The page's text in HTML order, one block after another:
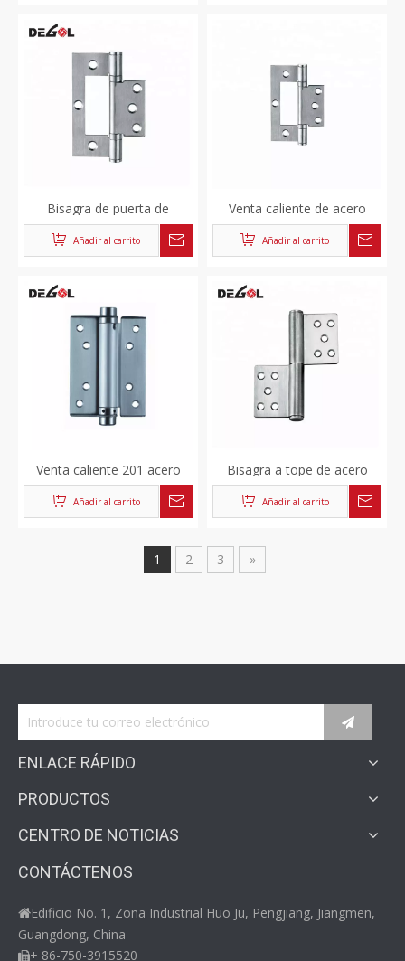
Bisagra de puerta de
gabinete de espejo de
cocina con cierre
Añadir al carrito
Venta caliente de acero
inoxidable tipo de bisagra
pesada puerta batiente para
Añadir al carrito
Venta caliente 201 acero
inoxidable España vidrio
puerta y ventana fábrica
Añadir al carrito
Bisagra a tope de acero
inoxidable con cojinetes de
bolas de alta calidad
Añadir al carrito
1 2 3 »
ENLACE RÁPIDO
PRODUCTOS
CENTRO DE NOTICIAS
CONTÁCTENOS
Edificio No. 1, Zona Industrial Huo Ju, Pengjiang, Jiangmen,
Guangdong, China
+ 86-750-3915520